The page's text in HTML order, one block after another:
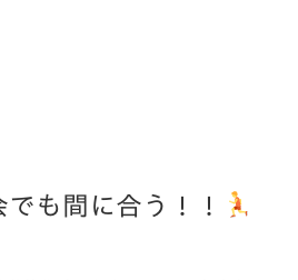
も間に合う！！